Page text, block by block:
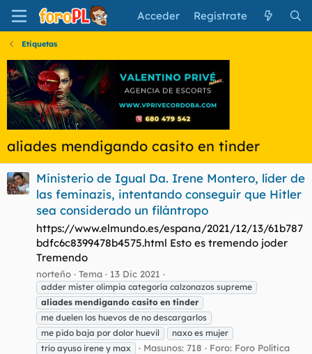
Acceder Regístrate
Etiquetas
aliades mendigando casito en tinder
Ministerio de Igual Da. Irene Montero, líder de
las feminazis, intentando conseguir que Hitler
sea considerado un filántropo
https://www.elmundo.es/espana/2021/12/13/61b787
bdfc6c8399478b4575.html Esto es tremendo joder
Tremendo
norteño Tema 13 Dic 2021
adder mister olimpia categoría calzonazos supreme
aliades mendigando casito en tinder
me duelen los huevos de no descargarlos
me pido baja por dolor huevil
naxo es mujer
trío ayuso irene y max
Masunos: 718 Foro: Foro Política